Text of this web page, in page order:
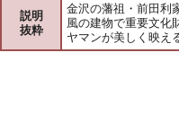
説明
抜粋
金沢の藩祖・前田利
風の建物で重要文化
ヤマンが美しく映え